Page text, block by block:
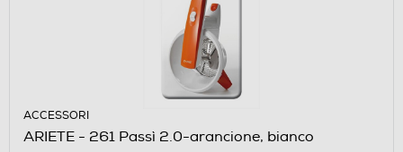
ACCESSORI
ARIETE - 261 Passì 2.0-arancione, bianco